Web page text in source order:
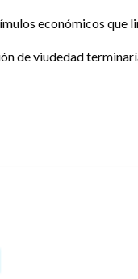
económicos que
de viudedad